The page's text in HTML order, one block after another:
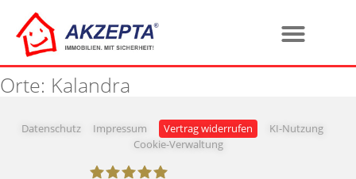
Datenschutz Impressum Vertrag widerrufen
KI-Nutzung
Cookie-Verwaltung
Orte: Kalandra